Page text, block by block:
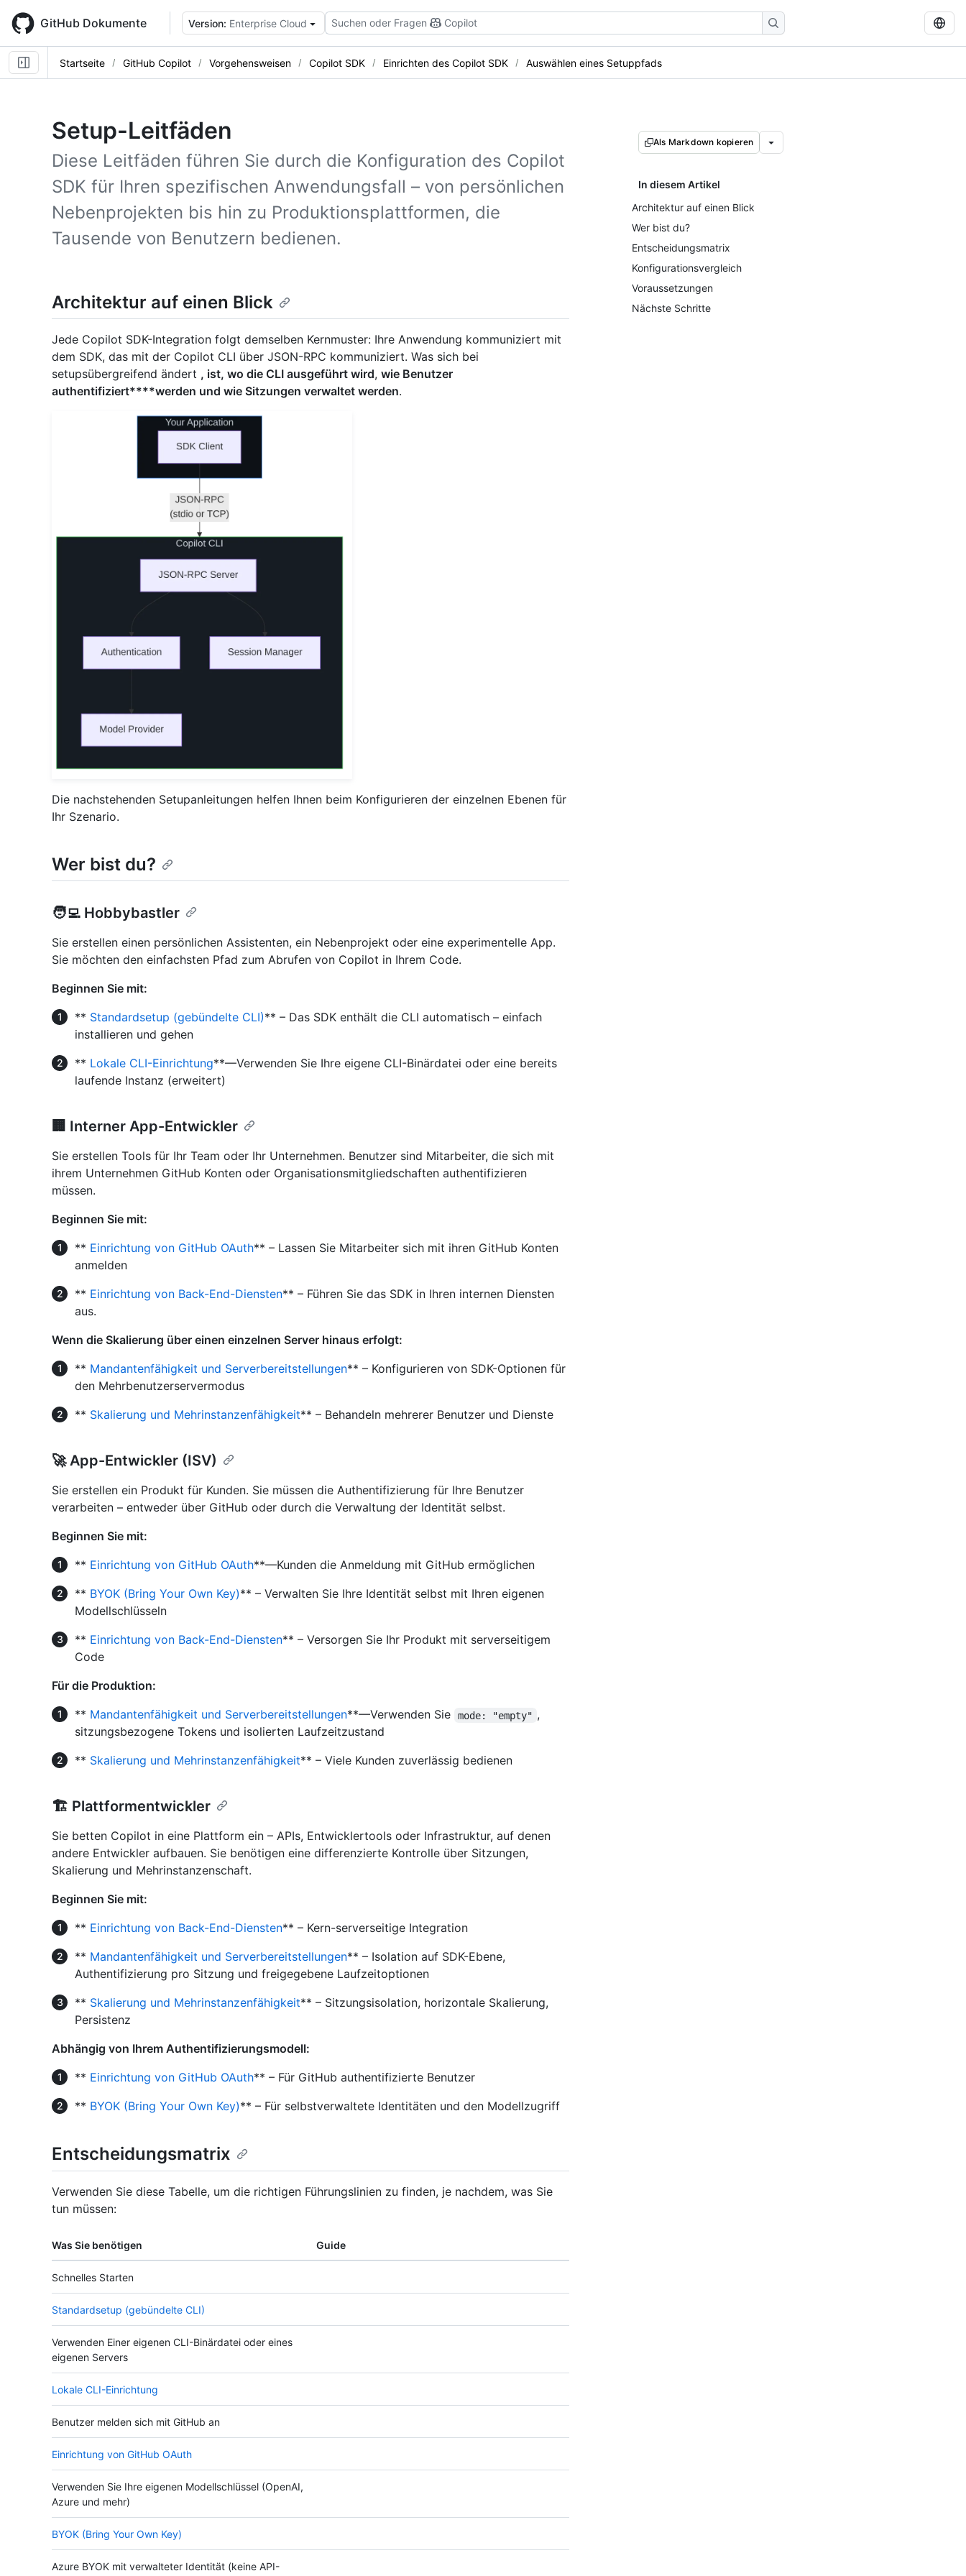
main
content
GitHub Dokumente Version: Enterprise Cloud Suchen oder Fragen Copilot
Startseite GitHub Copilot Vorgehensweisen Copilot SDK Einrichten des Copilot SDK Auswählen eines Setuppfads
Setup-Leitfäden
Diese Leitfäden führen Sie durch die Konfiguration des Copilot
SDK für Ihren spezifischen Anwendungsfall – von persönlichen
Nebenprojekten bis hin zu Produktionsplattformen, die
Tausende von Benutzern bedienen.
Als Markdown kopieren
In diesem Artikel
Architektur auf einen Blick
Wer bist du?
Entscheidungsmatrix
Konfigurationsvergleich
Voraussetzungen
Nächste Schritte
Architektur auf einen Blick
Jede Copilot SDK-Integration folgt demselben Kernmuster: Ihre Anwendung kommuniziert mit
dem SDK, das mit der Copilot CLI über JSON-RPC kommuniziert. Was sich bei
setupsübergreifend ändert , ist, wo die CLI ausgeführt wird, wie Benutzer
authentifiziert****werden und wie Sitzungen verwaltet werden.
Die nachstehenden Setupanleitungen helfen Ihnen beim Konfigurieren der einzelnen Ebenen für
Ihr Szenario.
Wer bist du?
🧑‍💻 Hobbybastler
Sie erstellen einen persönlichen Assistenten, ein Nebenprojekt oder eine experimentelle App.
Sie möchten den einfachsten Pfad zum Abrufen von Copilot in Ihrem Code.
Beginnen Sie mit:
** Standardsetup (gebündelte CLI)** – Das SDK enthält die CLI automatisch – einfach
installieren und gehen
** Lokale CLI-Einrichtung**—Verwenden Sie Ihre eigene CLI-Binärdatei oder eine bereits
laufende Instanz (erweitert)
🏢 Interner App-Entwickler
Sie erstellen Tools für Ihr Team oder Ihr Unternehmen. Benutzer sind Mitarbeiter, die sich mit
ihrem Unternehmen GitHub Konten oder Organisationsmitgliedschaften authentifizieren
müssen.
Beginnen Sie mit:
** Einrichtung von GitHub OAuth** – Lassen Sie Mitarbeiter sich mit ihren GitHub Konten
anmelden
** Einrichtung von Back-End-Diensten** – Führen Sie das SDK in Ihren internen Diensten
aus.
Wenn die Skalierung über einen einzelnen Server hinaus erfolgt:
** Mandantenfähigkeit und Serverbereitstellungen** – Konfigurieren von SDK-Optionen für
den Mehrbenutzerservermodus
** Skalierung und Mehrinstanzenfähigkeit** – Behandeln mehrerer Benutzer und Dienste
🚀 App-Entwickler (ISV)
Sie erstellen ein Produkt für Kunden. Sie müssen die Authentifizierung für Ihre Benutzer
verarbeiten – entweder über GitHub oder durch die Verwaltung der Identität selbst.
Beginnen Sie mit:
** Einrichtung von GitHub OAuth**—Kunden die Anmeldung mit GitHub ermöglichen
** BYOK (Bring Your Own Key)** – Verwalten Sie Ihre Identität selbst mit Ihren eigenen
Modellschlüsseln
** Einrichtung von Back-End-Diensten** – Versorgen Sie Ihr Produkt mit serverseitigem
Code
Für die Produktion:
** Mandantenfähigkeit und Serverbereitstellungen**—Verwenden Sie mode: "empty" ,
sitzungsbezogene Tokens und isolierten Laufzeitzustand
** Skalierung und Mehrinstanzenfähigkeit** – Viele Kunden zuverlässig bedienen
🏗️ Plattformentwickler
Sie betten Copilot in eine Plattform ein – APIs, Entwicklertools oder Infrastruktur, auf denen
andere Entwickler aufbauen. Sie benötigen eine differenzierte Kontrolle über Sitzungen,
Skalierung und Mehrinstanzenschaft.
Beginnen Sie mit:
** Einrichtung von Back-End-Diensten** – Kern-serverseitige Integration
** Mandantenfähigkeit und Serverbereitstellungen** – Isolation auf SDK-Ebene,
Authentifizierung pro Sitzung und freigegebene Laufzeitoptionen
** Skalierung und Mehrinstanzenfähigkeit** – Sitzungsisolation, horizontale Skalierung,
Persistenz
Abhängig von Ihrem Authentifizierungsmodell:
** Einrichtung von GitHub OAuth** – Für GitHub authentifizierte Benutzer
** BYOK (Bring Your Own Key)** – Für selbstverwaltete Identitäten und den Modellzugriff
Entscheidungsmatrix
Verwenden Sie diese Tabelle, um die richtigen Führungslinien zu finden, je nachdem, was Sie
tun müssen:
Was Sie benötigen Guide
Schnelles Starten
Standardsetup (gebündelte CLI)
Verwenden Einer eigenen CLI-Binärdatei oder eines
eigenen Servers
Lokale CLI-Einrichtung
Benutzer melden sich mit GitHub an
Einrichtung von GitHub OAuth
Verwenden Sie Ihre eigenen Modellschlüssel (OpenAI,
Azure und mehr)
BYOK (Bring Your Own Key)
Azure BYOK mit verwalteter Identität (keine API-